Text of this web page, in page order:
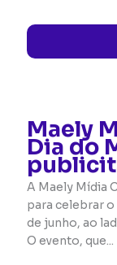
Maely
Dia do
A Maely Mídia
para celebrar
de junho, ao
O evento, que...